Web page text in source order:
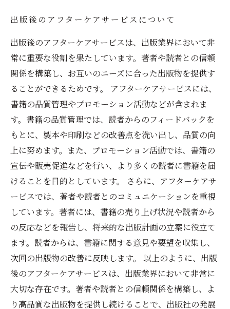
出版後のアフターケアサービスについて
出版後のアフターケアサービスは、出版業界において非
常に重要な役割を果たしています。著者や読者との信頼
関係を構築し、お互いのニーズに合った出版物を提供す
ることができるためです。 アフターケアサービスには、
書籍の品質管理やプロモーション活動などが含まれま
す。書籍の品質管理では、読者からのフィードバックを
もとに、製本や印刷などの改善点を洗い出し、品質の向
上に努めます。また、プロモーション活動では、書籍の
宣伝や販売促進などを行い、より多くの読者に書籍を届
けることを目的としています。 さらに、アフターケアサ
ービスでは、著者や読者とのコミュニケーションを重視
しています。著者には、書籍の売り上げ状況や読者から
の反応などを報告し、将来的な出版計画の立案に役立て
ます。読者からは、書籍に関する意見や要望を収集し、
次回の出版物の改善に反映します。 以上のように、出版
後のアフターケアサービスは、出版業界において非常に
大切な存在です。著者や読者との信頼関係を構築し、よ
り高品質な出版物を提供し続けることで、出版社の発展